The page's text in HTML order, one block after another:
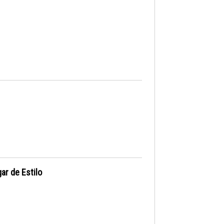
de Estilo